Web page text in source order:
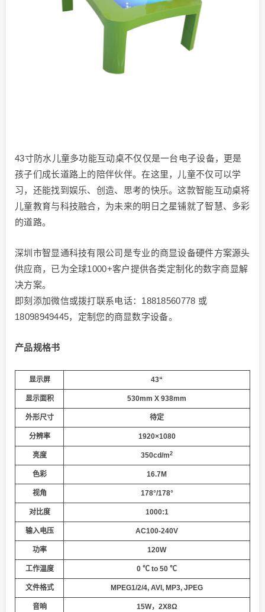
43寸防水儿童多功能互动桌不仅仅是一台电子设备，更是
孩子们成长道路上的陪伴伙伴。在这里，儿童不仅可以学
习，还能找到娱乐、创造、思考的快乐。这款智能互动桌将
儿童教育与科技融合，为未来的明日之星铺就了智慧、多彩
的道路。
深圳市智显通科技有限公司是专业的商显设备硬件方案源头
供应商，已为全球1000+客户提供各类定制化的数字商显解
决方案。
即刻添加微信或拨打联系电话：18818560778 或
18098949445，定制您的商显数字设备。
产品规格书
显示屏 43“
显示面积 530mm X 938mm
外形尺寸 待定
分辨率 1920×1080
亮度 350cd/m2
色彩 16.7M
视角 178°/178°
对比度 1000:1
输入电压 AC100-240V
功率 120W
工作温度 0 ℃ to 50 ℃
文件格式 MPEG1/2/4, AVI , MP3, JPEG
音响 15W，2X8Ω